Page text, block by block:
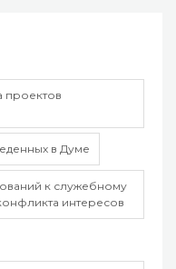
проектов
в Думе
к служебному
интересов